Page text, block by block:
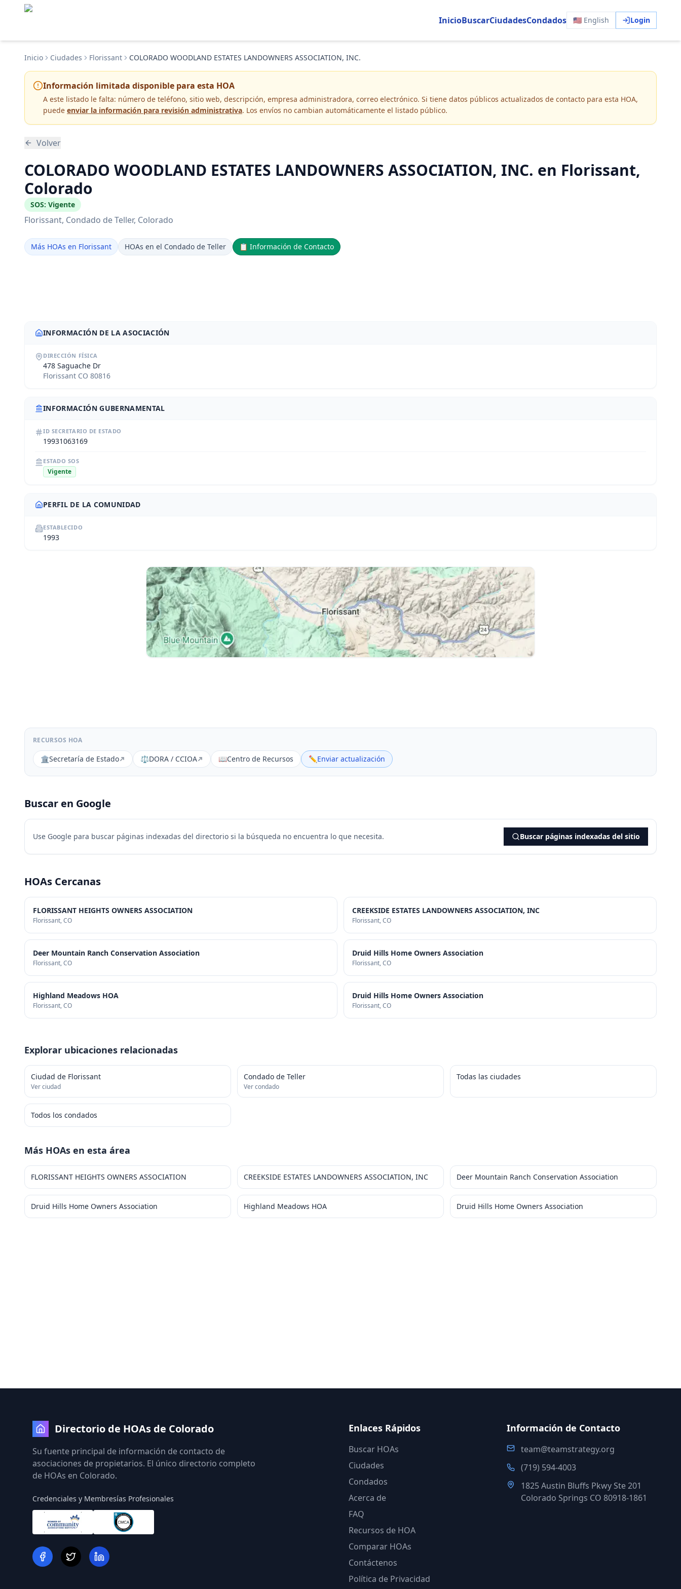
InicioBuscarCiudadesCondados 🇺🇸 English Login
Inicio Ciudades Florissant COLORADO WOODLAND ESTATES LANDOWNERS ASSOCIATION, INC.
Información limitada disponible para esta HOA
A este listado le falta: número de teléfono, sitio web, descripción, empresa administradora, correo electrónico. Si tiene datos públicos actualizados de contacto para esta HOA,
puede enviar la información para revisión administrativa. Los envíos no cambian automáticamente el listado público.
Volver
COLORADO WOODLAND ESTATES LANDOWNERS ASSOCIATION, INC. en Florissant,
Colorado
SOS: Vigente
Florissant, Condado de Teller, Colorado
Más HOAs en Florissant HOAs en el Condado de Teller 📋 Información de Contacto
INFORMACIÓN DE LA ASOCIACIÓN
DIRECCIÓN FÍSICA
478 Saguache Dr
Florissant CO 80816
INFORMACIÓN GUBERNAMENTAL
ID SECRETARIO DE ESTADO
19931063169
ESTADO SOS
Vigente
PERFIL DE LA COMUNIDAD
ESTABLECIDO
1993
RECURSOS HOA
🏛️Secretaría de Estado ⚖️DORA / CCIOA 📖Centro de Recursos ✏️Enviar actualización
Buscar en Google
Use Google para buscar páginas indexadas del directorio si la búsqueda no encuentra lo que necesita. Buscar páginas indexadas del sitio
HOAs Cercanas
FLORISSANT HEIGHTS OWNERS ASSOCIATION
Florissant, CO
CREEKSIDE ESTATES LANDOWNERS ASSOCIATION, INC
Florissant, CO
Deer Mountain Ranch Conservation Association
Florissant, CO
Druid Hills Home Owners Association
Florissant, CO
Highland Meadows HOA
Florissant, CO
Druid Hills Home Owners Association
Florissant, CO
Explorar ubicaciones relacionadas
Ciudad de Florissant
Ver ciudad
Condado de Teller
Ver condado
Todas las ciudades
Todos los condados
Más HOAs en esta área
FLORISSANT HEIGHTS OWNERS ASSOCIATION CREEKSIDE ESTATES LANDOWNERS ASSOCIATION, INC Deer Mountain Ranch Conservation Association
Druid Hills Home Owners Association Highland Meadows HOA Druid Hills Home Owners Association
Directorio de HOAs de Colorado
Su fuente principal de información de contacto de
asociaciones de propietarios. El único directorio completo
de HOAs en Colorado.
Credenciales y Membresías Profesionales
Enlaces Rápidos
Buscar HOAs
Ciudades
Condados
Acerca de
FAQ
Recursos de HOA
Comparar HOAs
Contáctenos
Política de Privacidad
Información de Contacto
team@teamstrategy.org
(719) 594-4003
1825 Austin Bluffs Pkwy Ste 201
Colorado Springs CO 80918-1861